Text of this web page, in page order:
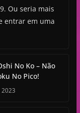
Ou seria mais
entrar em uma
No Ko – Não
No Pico!